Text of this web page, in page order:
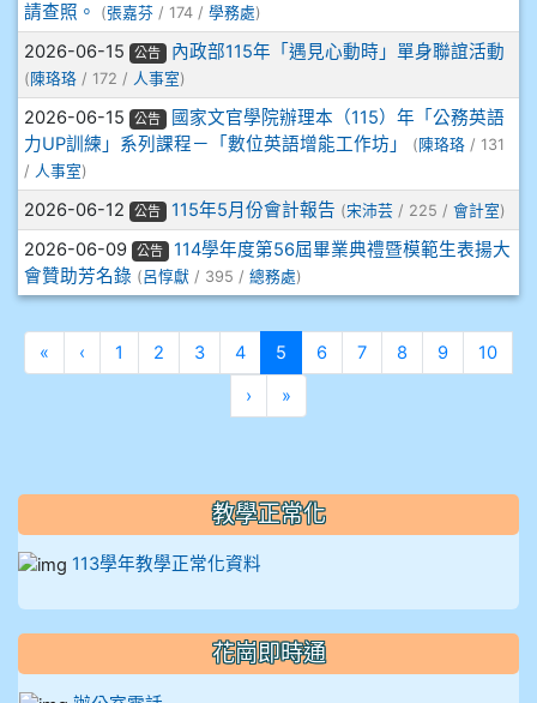
909林朝智
910謝尚橙
910呂芃澔
910溫婕伶
911王祉傑
912彭子宸
請查照。
(張嘉芬 / 174 / 學務處)
2026-06-15 公告 內政部115年「遇見心動時」單身聯誼活動
( 陳珞珞 / 172 / 人事室)
2026-06-15 公告
國家文官學院辦理本（115）年「公務英語
力UP訓練」系列課程－「數位英語增能工作坊」
(陳珞珞 / 131
/ 人事室)
2026-06-12 公告 115年5月份會計報告 (宋沛芸/ 225 / 會計室)
2026-06-09 公告
114學年度第56屆畢業典禮暨模範生表揚大
會贊助芳名錄 (呂惇獻 / 395 / 總務處)
« 第一頁
‹ 上一頁
1 2 3 4 5 (目前頁次)
6 7 8 9
10
›下一頁
»最後頁
教學正常化
113學年教學正常化資料
花崗即時通